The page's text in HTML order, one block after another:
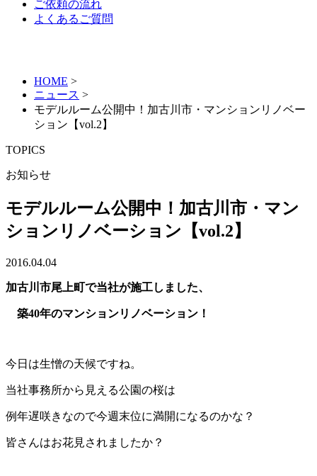
ご依頼の流れ
よくあるご質問
HOME >
ニュース >
モデルルーム公開中！加古川市・マンションリノベー
ション【vol.2】
TOPICS
お知らせ
モデルルーム公開中！加古川市・マン
ションリノベーション【vol.2】
2016.04.04
加古川市尾上町で当社が施工しました、
築40年のマンションリノベーション！
今日は生憎の天候ですね。
当社事務所から見える公園の桜は
例年遅咲きなので今週末位に満開になるのかな？
皆さんはお花見されましたか？